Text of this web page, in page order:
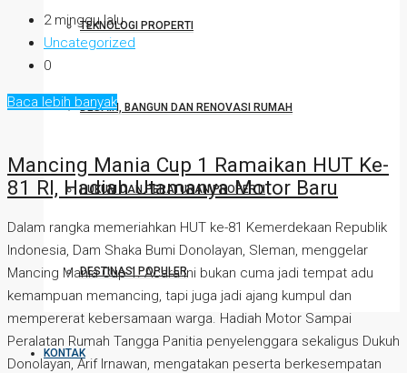
TEKNOLOGI PROPERTI
DESAIN, BANGUN DAN RENOVASI RUMAH
HUKUM DAN PERATURAN PROPERTI
DESTINASI POPULER
KONTAK
2 minggu lalu
Uncategorized
0
Baca lebih banyak
Mancing Mania Cup 1 Ramaikan HUT Ke-
81 RI, Hadiah Utamanya Motor Baru
Dalam rangka memeriahkan HUT ke-81 Kemerdekaan Republik
Indonesia, Dam Shaka Bumi Donolayan, Sleman, menggelar
Mancing Mania Cup 1. Acara ini bukan cuma jadi tempat adu
kemampuan memancing, tapi juga jadi ajang kumpul dan
mempererat kebersamaan warga. Hadiah Motor Sampai
Peralatan Rumah Tangga Panitia penyelenggara sekaligus Dukuh
Donolayan, Arif Irnawan, mengatakan peserta berkesempatan